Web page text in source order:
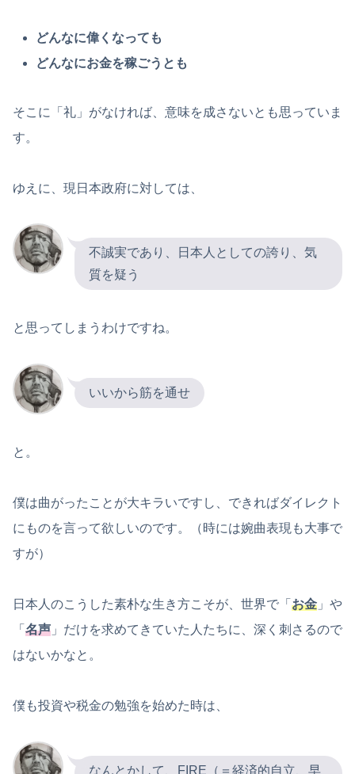
どんなに偉くなっても
どんなにお金を稼ごうとも
そこに「礼」がなければ、意味を成さないとも思っていま
す。
ゆえに、現日本政府に対しては、
不誠実であり、日本人としての誇り、気
質を疑う
と思ってしまうわけですね。
いいから筋を通せ
と。
僕は曲がったことが大キラいですし、できればダイレクト
にものを言って欲しいのです。（時には婉曲表現も大事で
すが）
日本人のこうした素朴な生き方こそが、世界で「 お金 」や
「 名声 」だけを求めてきていた人たちに、深く刺さるので
はないかなと。
僕も投資や税金の勉強を始めた時は、
なんとかして、FIRE（＝経済的自立、早